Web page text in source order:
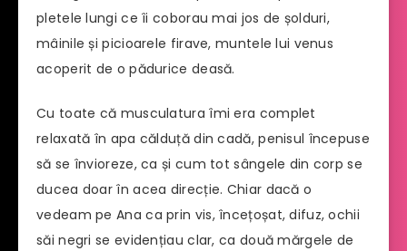
pletele lungi ce îi coborau mai jos de șolduri,
mâinile și picioarele firave, muntele lui venus
acoperit de o pădurice deasă.
Cu toate că musculatura îmi era complet
relaxată în apa călduță din cadă, penisul începuse
să se învioreze, ca și cum tot sângele din corp se
ducea doar în acea direcție. Chiar dacă o
vedeam pe Ana ca prin vis, încețoșat, difuz, ochii
săi negri se evidențiau clar, ca două mărgele de